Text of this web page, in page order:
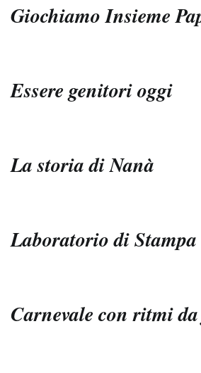
Giochiamo Insieme
Essere genitori oggi
La storia di Nanà
Laboratorio di Stampa
Carnevale con ritmi